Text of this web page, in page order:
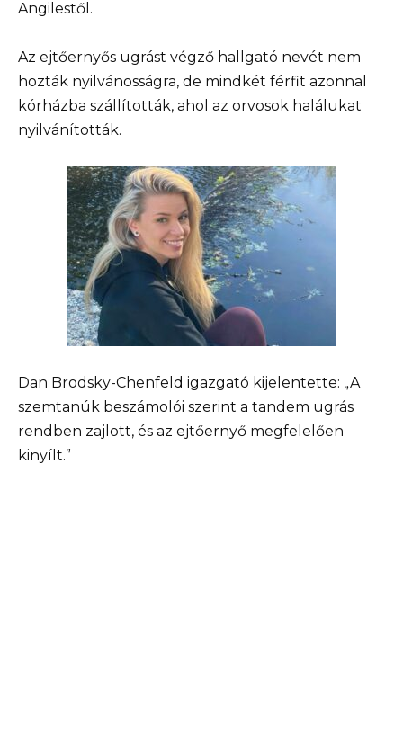
Angilestől.
Az ejtőernyős ugrást végző hallgató nevét nem
hozták nyilvánosságra, de mindkét férfit azonnal
kórházba szállították, ahol az orvosok halálukat
nyilvánították.
Dan Brodsky-Chenfeld igazgató kijelentette: „A
szemtanúk beszámolói szerint a tandem ugrás
rendben zajlott, és az ejtőernyő megfelelően
kinyílt.”